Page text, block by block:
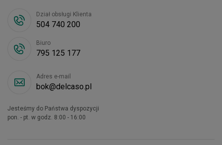
Dział obsługi Klienta
504 740 200
Biuro
795 125 177
Adres e-mail
bok@delcaso.pl
Jesteśmy do Państwa dyspozycji
pon. - pt. w godz. 8:00 - 16:00